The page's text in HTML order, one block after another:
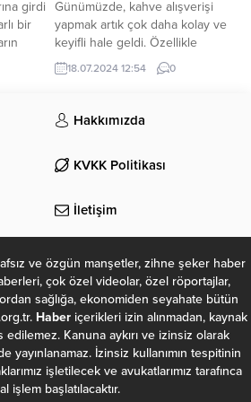
yürütmektedir. Ankara ilinde...
girdi
bir
Günümüzde, kahve alışverişi
yapmak artık çok daha kolay ve
keyifli hale geldi. Özellikle
çevrimiçi kahve alışverişi
sayesinde, dünyanın dört bir
çekirdeklerine ulaşmak sadece
birkaç tık uzağınızda. Peki, neden
yapmalısınız? İşte size birkaç
bölgelerden gelen, özenle...
18.07.2024 12:54 0
Hakkımızda
KVKK Politikası
İletişim
ve özgün manşetler, zihne şeker haber
çok özel videolar, özel röportajlar,
sağlığa, ekonomiden seyahate bütün
Haberiçerikleri izin alınmadan, kaynak
Kanuna aykırı ve izinsiz olarak
yayınlanamaz. İzinsiz kullanımın tespitinin
işletilecek ve avukatlarımız tarafınca
işlem başlatılacaktır.